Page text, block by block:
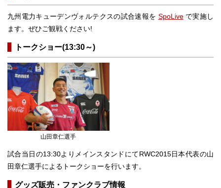
九州電力キューデンヴォルテクスの試合速報を SpoLiveで実施し
ます。ぜひご観戦ください!
トークショー(13:30～)
山田章仁選手
試合当日の13:30よりメインスタンドにてRWC2015日本代表の山
田章仁選手によるトークショーを行います。
グッズ販売・ファンクラブ情報